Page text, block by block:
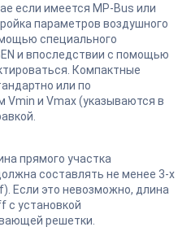
если имеется MP-Bus или
параметров воздушного
специального
и впоследствии с помощью
Компактные
или по
и Vmax (указываются в
прямого участка
составлять не менее 3-х
Если это невозможно, длина
с установкой
решетки.